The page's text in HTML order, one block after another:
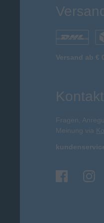
Versand ab €
Kontakt
Fragen,
Meinung via